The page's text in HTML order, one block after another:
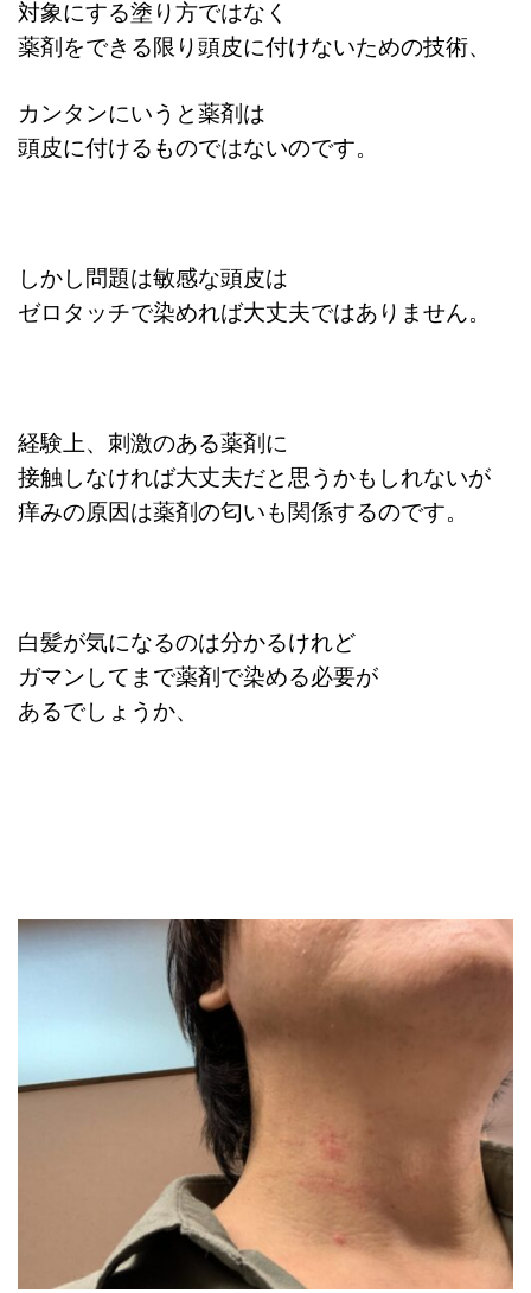
対象にする塗り方ではなく
薬剤をできる限り頭皮に付けないための技術、
カンタンにいうと薬剤は
頭皮に付けるものではないのです。
しかし問題は敏感な頭皮は
ゼロタッチで染めれば大丈夫ではありません。
経験上、刺激のある薬剤に
接触しなければ大丈夫だと思うかもしれないが
痒みの原因は薬剤の匂いも関係するのです。
白髪が気になるのは分かるけれど
ガマンしてまで薬剤で染める必要が
あるでしょうか、